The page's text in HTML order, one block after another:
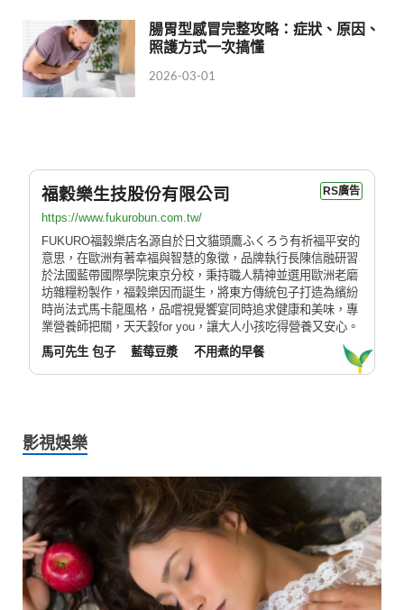
腸胃型感冒完整攻略：症狀、原因、
照護方式一次搞懂
2026-03-01
福穀樂生技股份有限公司 RS廣告
https://www.fukurobun.com.tw/
FUKURO福穀樂店名源自於日文貓頭鷹ふくろう有祈福平安的
意思，在歐洲有著幸福與智慧的象徵，品牌執行長陳信融研習
於法國藍帶國際學院東京分校，秉持職人精神並選用歐洲老磨
坊雜糧粉製作，福穀樂因而誕生，將東方傳統包子打造為繽紛
時尚法式馬卡龍風格，品嚐視覺饗宴同時追求健康和美味，專
業營養師把關，天天穀for you，讓大人小孩吃得營養又安心。
馬可先生 包子
藍莓豆漿 不用煮的早餐
影視娛樂